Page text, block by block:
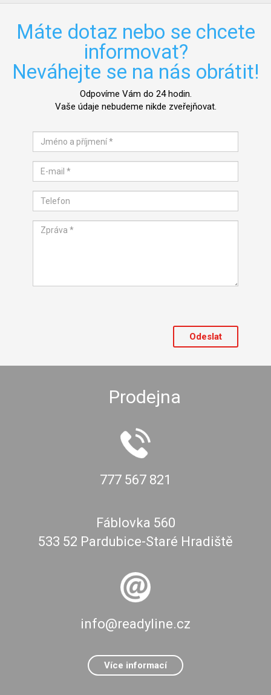
Máte dotaz nebo se chcete
informovat?
Neváhejte se na nás obrátit!
Odpovíme Vám do 24 hodin.
Vaše údaje nebudeme nikde zveřejňovat.
Prodejna
777 567 821
Fáblovka 560
533 52 Pardubice-Staré Hradiště
info@readyline.cz
Více informací